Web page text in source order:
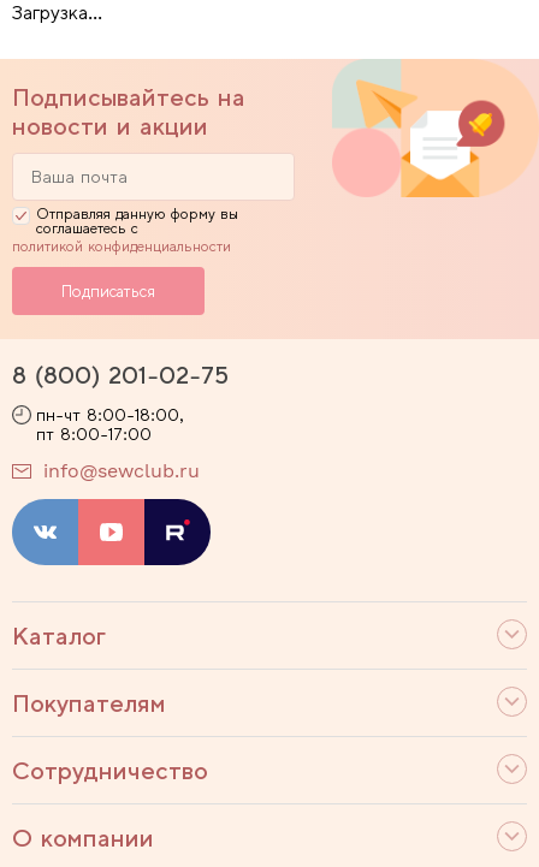
Загрузка...
Подписывайтесь на
новости и акции
Отправляя данную форму вы
соглашаетесь с
политикой конфиденциальности
Каталог
Покупателям
Сотрудничество
О компании
8 (800) 201-02-75
пн-чт 8:00-18:00,
пт 8:00-17:00
info@sewclub.ru